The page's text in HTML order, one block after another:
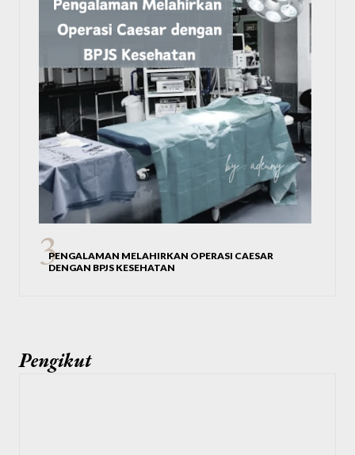
PENGALAMAN MELAHIRKAN OPERASI CAESAR
DENGAN BPJS KESEHATAN
Pengikut